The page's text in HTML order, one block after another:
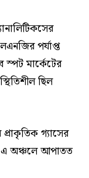
পর্যাপ্ত
স্পট মার্কেটের
ছিল
গ্যাসের
এ অঞ্চলে আপাতত